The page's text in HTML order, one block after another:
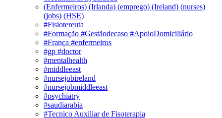
(Enfermeiros) (Irlanda) (emprego) (Ireland) (nurses)
(jobs) (HSE)
#Fisiotereuta
#Formação #Gestãodecaso #ApoioDomiciliário
#França #enfermeiros
#gp #doctor
#mentalhealth
#middleeast
#nursejobireland
#nursejobmiddleeast
#psychiatry
#saudiarabia
#Tecnico Auxiliar de Fisoterapia